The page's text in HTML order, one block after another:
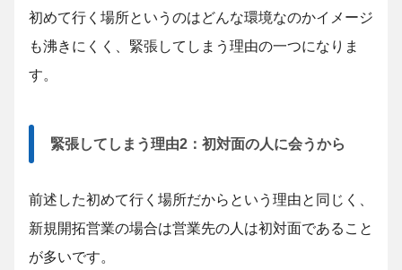
初めて行く場所というのはどんな環境なのかイメージ
も沸きにくく、緊張してしまう理由の一つになりま
す。
緊張してしまう理由2：初対面の人に会うから
前述した初めて行く場所だからという理由と同じく、
新規開拓営業の場合は営業先の人は初対面であること
が多いです。